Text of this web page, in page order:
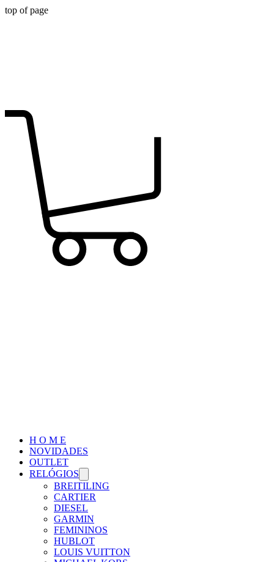
top of page
H O M E
NOVIDADES
OUTLET
RELÓGIOS
BREITILING
CARTIER
DIESEL
GARMIN
FEMININOS
HUBLOT
LOUIS VUITTON